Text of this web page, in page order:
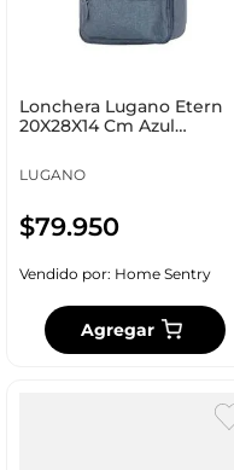
Lonchera Lugano Etern
20X28X14 Cm Azul
LUGANO
$79.950
Vendido por: Home Sentry
Agregar